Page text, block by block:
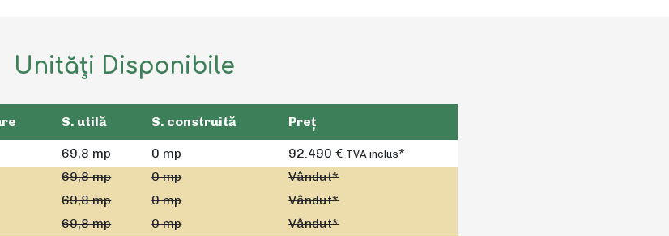
Unități Disponibile
S. utilă S. construită Preț
69,8 mp 0 mp 92.490 € TVA inclus*
69,8 mp 0 mp
Vândut*
69,8 mp 0 mp
Vândut*
69,8 mp 0 mp Vândut*